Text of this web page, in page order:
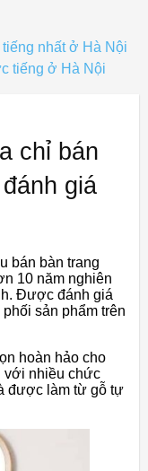
nhất ở Hà Nội
tiếng ở Hà Nội
chỉ bán
giá
bán bàn trang
10 năm nghiên
Được đánh giá
sản phẩm trên
hoàn hảo cho
với nhiều chức
được làm từ gỗ tự